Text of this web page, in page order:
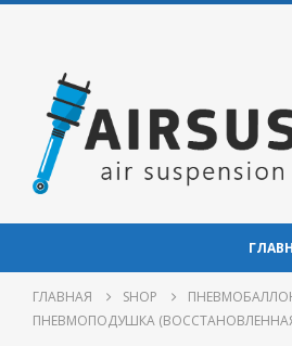
ГЛАВНАЯ SHOP
ПНЕВМОПОДУШКА (ВОССТАНОВЛЕННАЯ)